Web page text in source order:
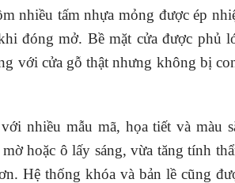
nhiều tấm nhựa mỏng được ép
đóng mở. Bề mặt cửa được phủ
với cửa gỗ thật nhưng không bị
nhiều mẫu mã, họa tiết và màu
hoặc ô lấy sáng, vừa tăng tính
Hệ thống khóa và bản lề cũng